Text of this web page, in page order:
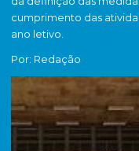
cumprimento das
ano letivo.
Por: Redação